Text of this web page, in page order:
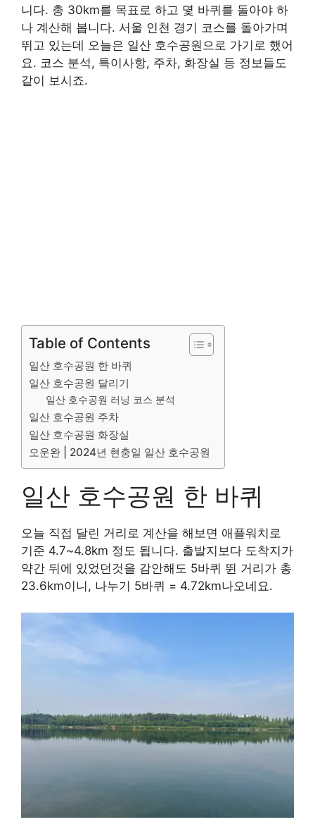
니다. 총 30km를 목표로 하고 몇 바퀴를 돌아야 하
나 계산해 봅니다. 서울 인천 경기 코스를 돌아가며
뛰고 있는데 오늘은 일산 호수공원으로 가기로 했어
요. 코스 분석, 특이사항, 주차, 화장실 등 정보들도
같이 보시죠.
Table of Contents
일산 호수공원 한 바퀴
일산 호수공원 달리기
일산 호수공원 러닝 코스 분석
일산 호수공원 주차
일산 호수공원 화장실
오운완 | 2024년 현충일 일산 호수공원
일산 호수공원 한 바퀴
오늘 직접 달린 거리로 계산을 해보면 애플워치로
기준 4.7~4.8km 정도 됩니다. 출발지보다 도착지가
약간 뒤에 있었던것을 감안해도 5바퀴 뛴 거리가 총
23.6km이니, 나누기 5바퀴 = 4.72km나오네요.